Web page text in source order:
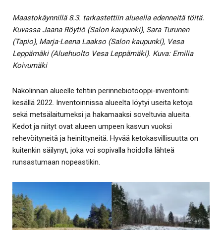
Maastokäynnillä 8.3. tarkastettiin alueella edenneitä töitä.
Kuvassa Jaana Röytiö (Salon kaupunki), Sara Turunen
(Tapio), Marja-Leena Laakso (Salon kaupunki), Vesa
Leppämäki (Aluehuolto Vesa Leppämäki). Kuva: Emilia
Koivumäki
Nakolinnan alueelle tehtiin perinnebiotooppi-inventointi
kesällä 2022. Inventoinnissa alueelta löytyi useita ketoja
sekä metsälaitumeksi ja hakamaaksi soveltuvia alueita.
Kedot ja niityt ovat alueen umpeen kasvun vuoksi
rehevöityneitä ja heinittyneitä. Hyvää ketokasvillisuutta on
kuitenkin säilynyt, joka voi sopivalla hoidolla lähteä
runsastumaan nopeastikin.